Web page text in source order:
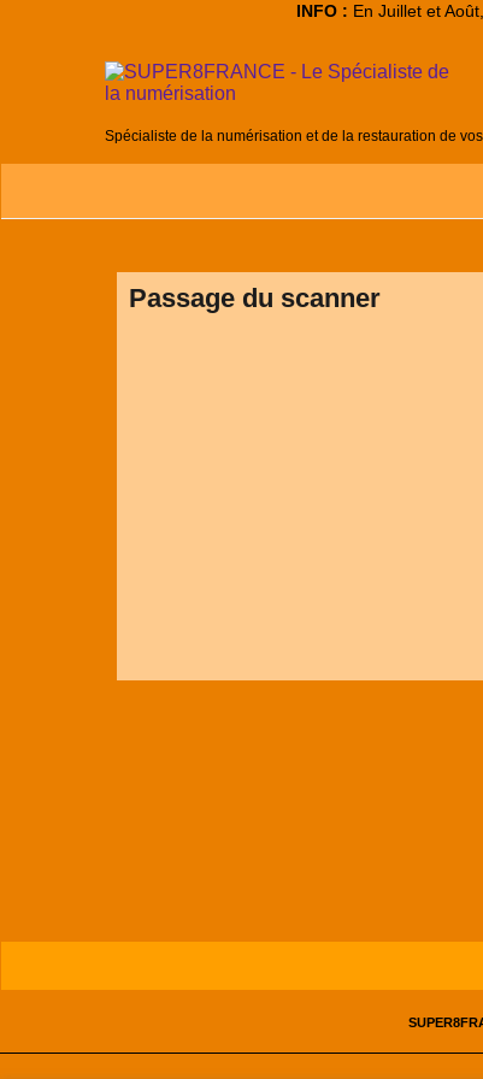
INFO : En Juillet et
Spécialiste de la numérisation et de la restauration de
Passage du scanner